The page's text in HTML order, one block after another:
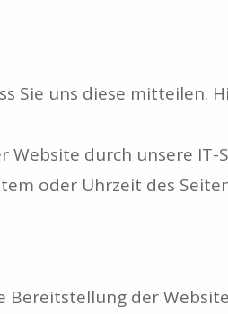
Sie uns diese mitteilen.
durch unsere IT-
oder Uhrzeit des
der